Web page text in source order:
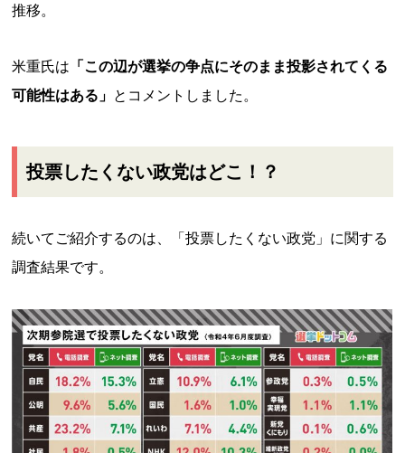
推移。
米重氏は 「この辺が選挙の争点にそのまま投影されてくる
可能性はある」 とコメントしました。
投票したくない政党はどこ！？
続いてご紹介するのは、「投票したくない政党」に関する
調査結果です。